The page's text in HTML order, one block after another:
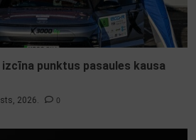
punktus pasaules kausa
2026. 0